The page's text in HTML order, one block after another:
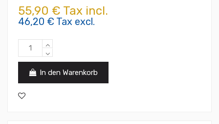
55,90 € Tax incl.
46,20 € Tax excl.
In den Warenkorb